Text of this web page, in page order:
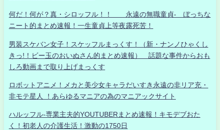
何だ！何が？真・シロッフル！！ 永遠の無職童貞- ぼっちな
ニート的まとめ速報！一生童貞上等夜露死苦！
男装スケバン女子！スケッフルまっくす！（新・ナンノひゃくし
きっ!！ビー玉のおいぬさん的まとめ速報） 話題な事件からおも
しろ動画まで取り上げまっくす
ロボットアニメ！メカと美少女キャラだいすき永遠の非リア充・
非モテ星人 ！あらゆるマニアの為のマニアックサイト
ハルッフル-専業主夫的YOUTUBERまとめ速報！キモデブおた
く！初老人の介護生活！激動の1750日